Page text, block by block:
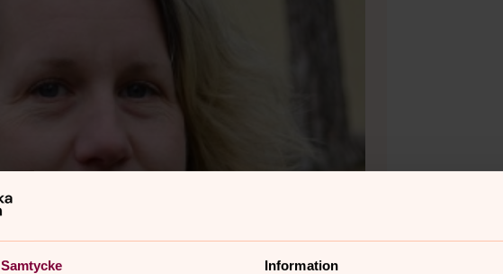
Samtycke Information